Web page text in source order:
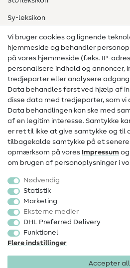
Sy-leksikon
Syvejledninger
Hjælp & kontakt
Kontakt
Information om ændring af operatør
FAQ
Fortrydelsesret
Populært
Sytilbehør
Udsalg
Vi bruger cookies og lignende
hjemmeside og behandler
på vores hjemmeside (f.eks. IP-
personalisere indhold og annoncer,
tredjeparter eller analysere adgang
Data behandles først ved hjælp af
disse data med tredjeparter, som vi
Data behandlingen kan ske med
af en legitim interesse. Samtykke
er ret til ikke at give samtykke og til
tilbagekalde samtykke på et
opmærksom på vores Impressum
om brugen af personoplysninger i
Nødvendig
Statistik
Marketing
Eksterne medier
DHL Preferred Delivery
Funktionel
Flere indstillinger
Accepter